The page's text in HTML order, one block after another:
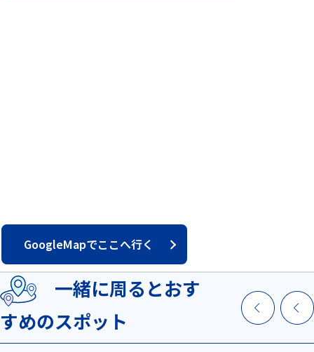
GoogleMapでここへ行く
一緒に周るとおす
すめのスポット